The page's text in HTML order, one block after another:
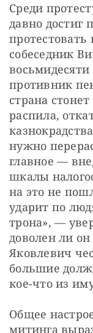
Среди
давно достиг
собеседник
противник
страна
распила,
нужно
главное —
шкалы
на это не
ударит по
трона», —
доволен ли
Яковлевич
большие
кое-что из
Общее
митинга